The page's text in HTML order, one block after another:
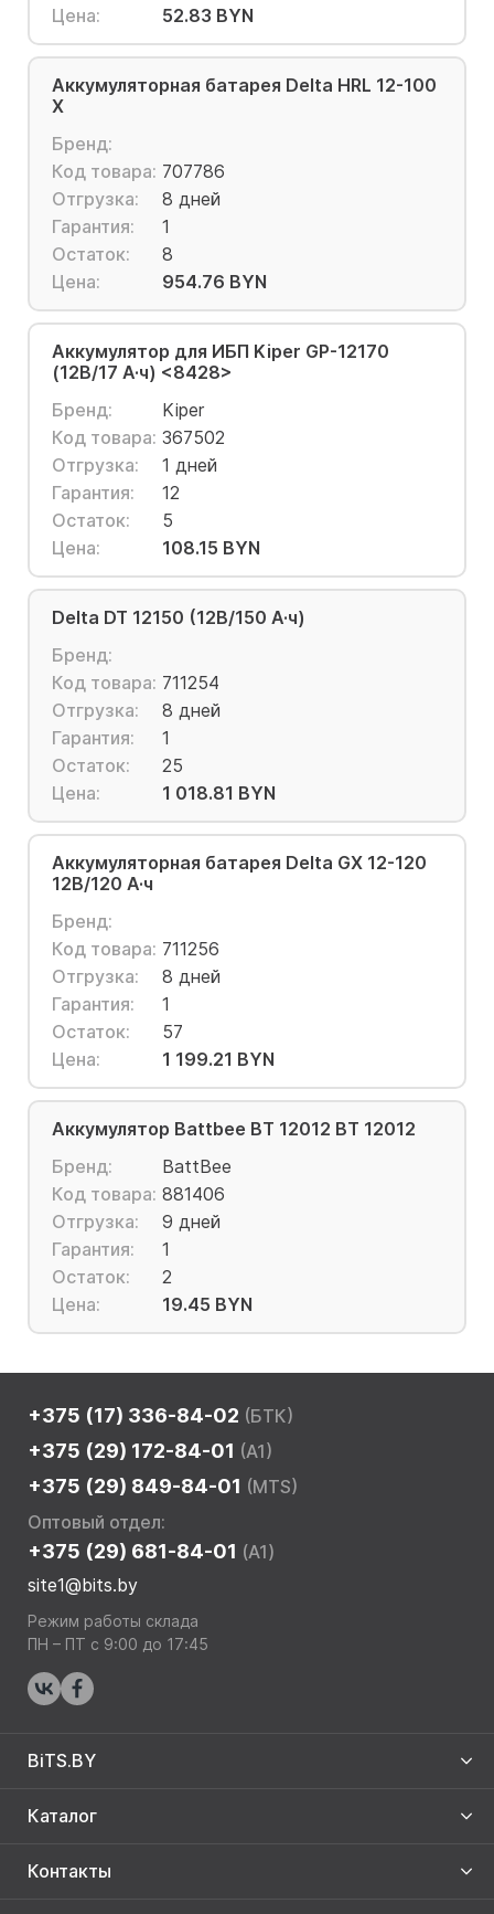
Цена:
52.83 BYN
Аккумуляторная батарея Delta HRL 12-100
X
Бренд:
Код товара: 707786
Отгрузка:
8 дней
Гарантия:
1
Остаток:
8
Цена:
954.76 BYN
Аккумулятор для ИБП Kiper GP-12170
(12В/17 А·ч) <8428>
Бренд:
Kiper
Код товара: 367502
Отгрузка:
1 дней
Гарантия:
12
Остаток:
5
Цена:
108.15 BYN
Delta DT 12150 (12В/150 А·ч)
Бренд:
Код товара: 711254
Отгрузка:
8 дней
Гарантия:
1
Остаток:
25
Цена:
1 018.81 BYN
Аккумуляторная батарея Delta GX 12-120
12В/120 А·ч
Бренд:
Код товара: 711256
Отгрузка:
8 дней
Гарантия:
1
Остаток:
57
Цена:
1 199.21 BYN
Аккумулятор Battbee BT 12012 BT 12012
Бренд:
BattBee
Код товара: 881406
Отгрузка:
9 дней
Гарантия:
1
Остаток:
2
Цена:
19.45 BYN
+375 (17) 336-84-02 (БТК)
+375 (29) 172-84-01 (A1)
+375 (29) 849-84-01 (MTS)
Оптовый отдел:
+375 (29) 681-84-01 (A1)
site1@bits.by
Режим работы склада
ПН – ПТ с 9:00 до 17:45
BiTS.BY
Каталог
Контакты